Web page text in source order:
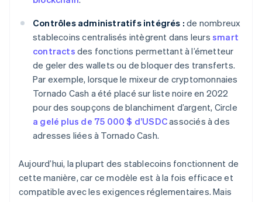
Contrôles administratifs intégrés : de nombreux
stablecoins centralisés intègrent dans leurssmart
contracts des fonctions permettant à l’émetteur
de geler des wallets ou de bloquer des transferts.
Par exemple, lorsque le mixeur de cryptomonnaies
Tornado Cash a été placé sur liste noire en 2022
pour des soupçons de blanchiment d’argent, Circle
a gelé plus de 75 000 $ d’USDCassociés à des
adresses liées à Tornado Cash.
Aujourd’hui, la plupart des stablecoins fonctionnent de
cette manière, car ce modèle est à la fois efficace et
compatible avec les exigences réglementaires. Mais